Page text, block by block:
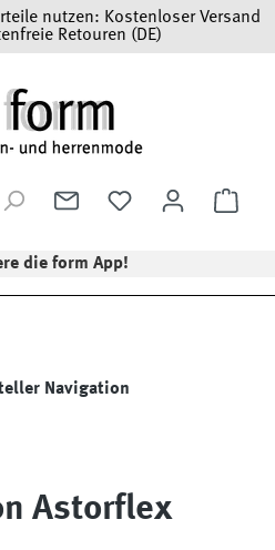
nutzen: Kostenloser Versand
Retouren (DE)
die form App!
Navigation
Astorflex